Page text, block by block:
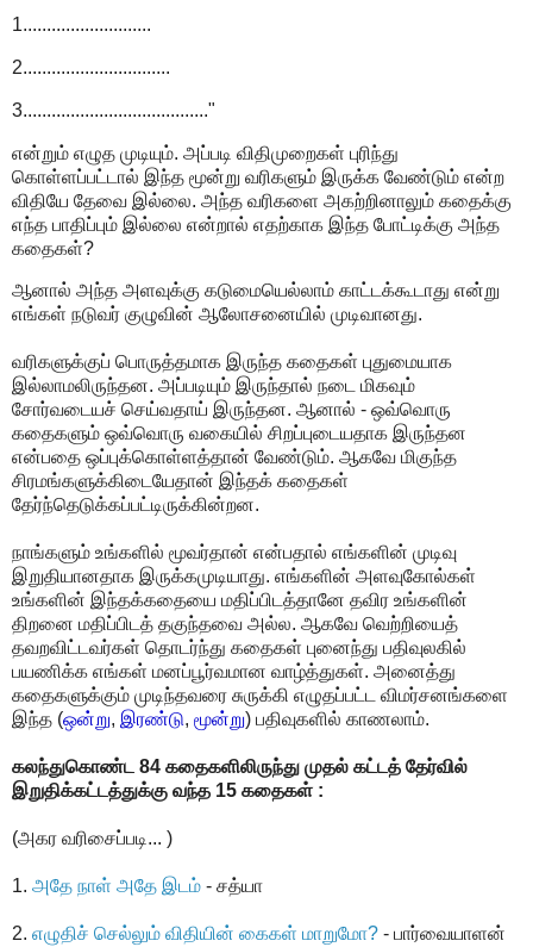
1...........................
2...............................
3......................................."
என்றும் எழுத‌ முடியும். அப்ப‌டி விதிமுறைக‌ள் புரிந்து
கொள்ள‌ப்ப‌ட்டால் இந்த‌ மூன்று வ‌ரிக‌ளும் இருக்க‌ வேண்டும் என்ற‌
விதியே தேவை இல்லை. அந்த‌ வ‌ரிக‌ளை அக‌ற்றினாலும் க‌தைக்கு
எந்த‌ பாதிப்பும் இல்லை என்றால் எத‌ற்காக‌ இந்த‌ போட்டிக்கு அந்த‌
க‌தைக‌ள்?
ஆனால் அந்த அளவுக்கு கடுமையெல்லாம் காட்டக்கூடாது என்று
எங்கள் நடுவர் குழுவின் ஆலோசனையில் முடிவானது.
வரிகளுக்குப் பொருத்தமாக இருந்த கதைகள் புதுமையாக
இல்லாமலிருந்தன. அப்படியும் இருந்தால் நடை மிகவும்
சோர்வடையச் செய்வதாய் இருந்தன. ஆனால் - ஒவ்வொரு
கதைகளும் ஒவ்வொரு வகையில் சிறப்புடையதாக இருந்தன
என்பதை ஒப்புக்கொள்ளத்தான் வேண்டும். ஆகவே மிகுந்த
சிரமங்களுக்கிடையேதான் இந்தக் கதைகள்
தேர்ந்தெடுக்கப்பட்டிருக்கின்றன.
நாங்களும் உங்களில் மூவர்தான் என்பதால் எங்களின் முடிவு
இறுதியானதாக இருக்கமுடியாது. எங்களின் அளவுகோல்கள்
உங்களின் இந்தக்கதையை மதிப்பிடத்தானே தவிர உங்களின்
திறனை மதிப்பிடத் தகுந்தவை அல்ல. ஆகவே வெற்றியைத்
தவறவிட்டவர்கள் தொடர்ந்து கதைகள் புனைந்து பதிவுலகில்
பயணிக்க எங்கள் மனப்பூர்வமான வாழ்த்துகள். அனைத்து
கதைகளுக்கும் முடிந்தவரை சுருக்கி எழுதப்பட்ட விமர்சனங்களை
இந்த (ஒன்று, இரண்டு, மூன்று) பதிவுகளில் காணலாம்.
கலந்துகொண்ட 84 கதைகளிலிருந்து முதல் கட்டத் தேர்வில்
இறுதிக்கட்டத்துக்கு வந்த 15 கதைகள் :
(அகர வரிசைப்படி... )
1. அதே நாள் அதே இடம் - சத்யா
2. எழுதிச் செல்லும் விதியின் கைகள் மாறுமோ? - பார்வையாளன்